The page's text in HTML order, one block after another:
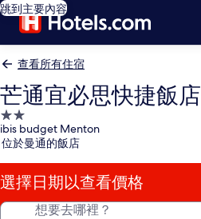
跳到主要內容
查看所有住宿
芒通宜必思快捷飯店
2.0
星
級
住
宿
ibis budget Menton
位於曼通的飯店
選擇日期以查看價格
想要去哪裡？